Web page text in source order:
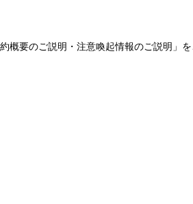
要のご説明・注意喚起情報のご説明」を